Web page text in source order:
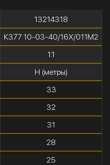
13214318
К377 10-03-40/16Х/011М2
1.1
H (метры)
33
32
31
28
25